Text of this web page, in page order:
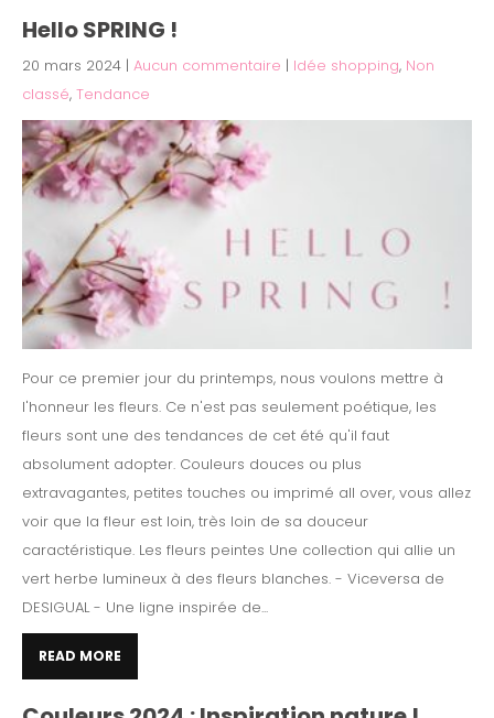
Hello SPRING !
20 mars 2024 | Aucun commentaire | Idée shopping, Non
classé, Tendance
Pour ce premier jour du printemps, nous voulons mettre à
l'honneur les fleurs. Ce n'est pas seulement poétique, les
fleurs sont une des tendances de cet été qu'il faut
absolument adopter. Couleurs douces ou plus
extravagantes, petites touches ou imprimé all over, vous allez
voir que la fleur est loin, très loin de sa douceur
caractéristique. Les fleurs peintes Une collection qui allie un
vert herbe lumineux à des fleurs blanches. - Viceversa de
DESIGUAL - Une ligne inspirée de...
READ MORE